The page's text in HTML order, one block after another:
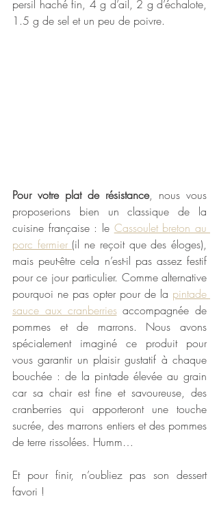
persil haché fin, 4 g d’ail, 2 g d’échalote,
1.5 g de sel et un peu de poivre.
Pour votre plat de résistance, nous vous
proposerions bien un classique de la
cuisine française : le Cassoulet breton au
porc fermier (il ne reçoit que des éloges),
mais peut-être cela n’est-il pas assez festif
pour ce jour particulier. Comme alternative
pourquoi ne pas opter pour de la pintade
sauce aux cranberries accompagnée de
pommes et de marrons. Nous avons
spécialement imaginé ce produit pour
vous garantir un plaisir gustatif à chaque
bouchée : de la pintade élevée au grain
car sa chair est fine et savoureuse, des
cranberries qui apporteront une touche
sucrée, des marrons entiers et des pommes
de terre rissolées. Humm…
Et pour finir, n’oubliez pas son dessert
favori !